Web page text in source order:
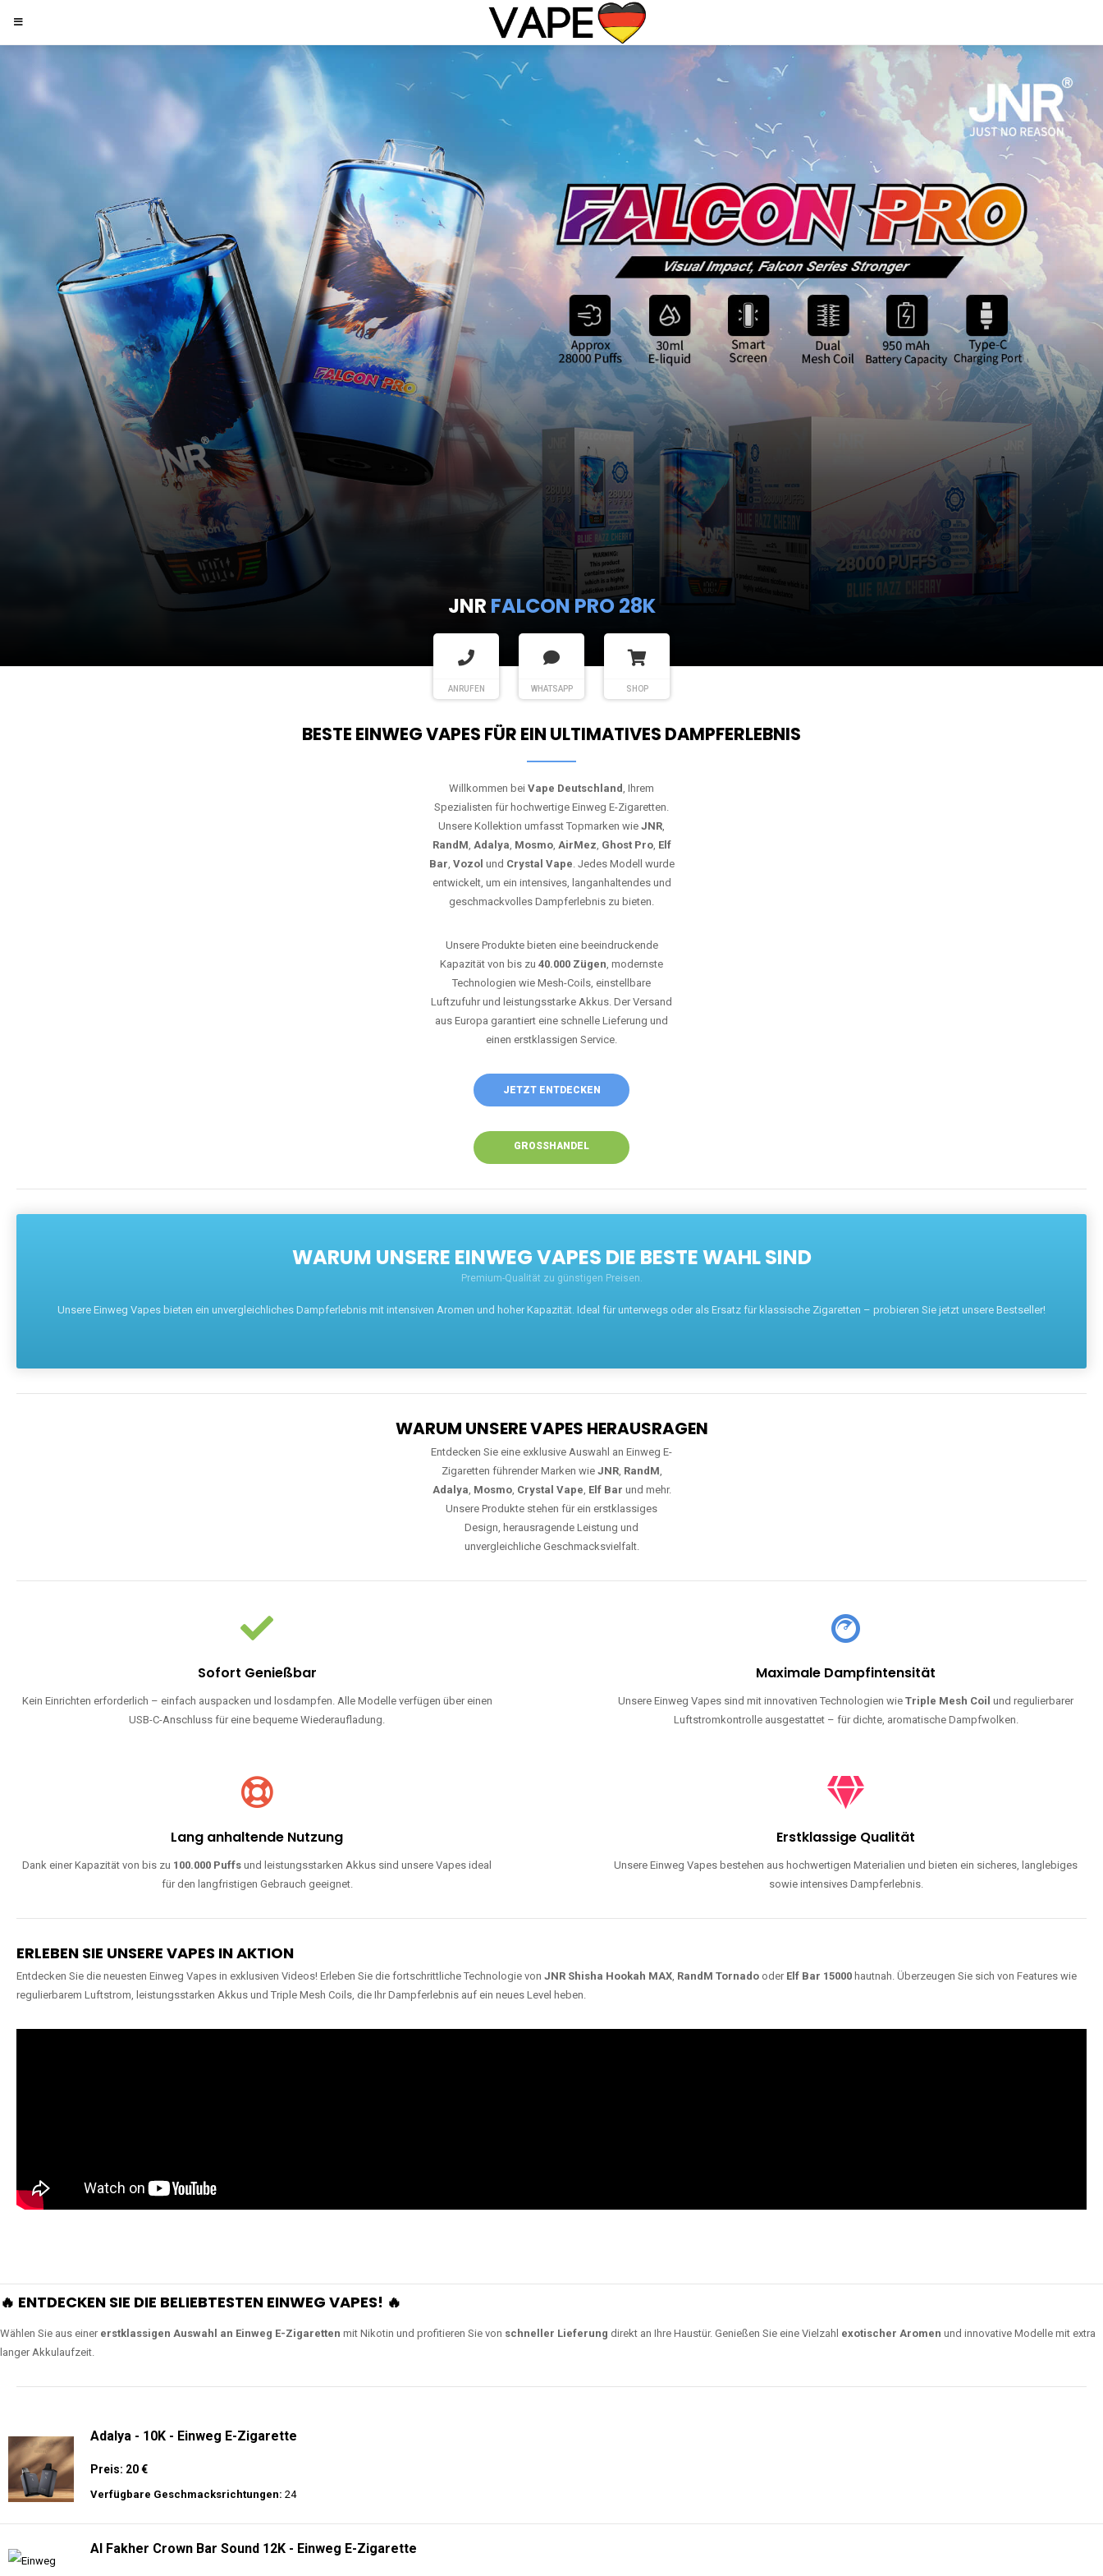
JNRSHISHA HOOKAH MAX
ANRUFEN WHATSAPP SHOP
BESTE EINWEG VAPES FÜR EIN ULTIMATIVES DAMPFERLEBNIS
Willkommen bei Vape Deutschland, Ihrem
Spezialisten für hochwertige Einweg E-Zigaretten.
Unsere Kollektion umfasst Topmarken wie JNR,
RandM, Adalya, Mosmo, AirMez, Ghost Pro, Elf
Bar, Vozol und Crystal Vape. Jedes Modell wurde
entwickelt, um ein intensives, langanhaltendes und
geschmackvolles Dampferlebnis zu bieten.
Unsere Produkte bieten eine beeindruckende
Kapazität von bis zu 40.000 Zügen, modernste
Technologien wie Mesh-Coils, einstellbare
Luftzufuhr und leistungsstarke Akkus. Der Versand
aus Europa garantiert eine schnelle Lieferung und
einen erstklassigen Service.
JETZT ENTDECKEN
GROSSHANDEL
WARUM UNSERE EINWEG VAPES DIE BESTE WAHL SIND
Premium-Qualität zu günstigen Preisen.
Unsere Einweg Vapes bieten ein unvergleichliches Dampferlebnis mit intensiven Aromen und hoher Kapazität. Ideal für unterwegs oder als Ersatz für klassische Zigaretten – probieren Sie jetzt unsere Bestseller!
WARUM UNSERE VAPES HERAUSRAGEN
Entdecken Sie eine exklusive Auswahl an Einweg E-
Zigaretten führender Marken wie JNR, RandM,
Adalya, Mosmo, Crystal Vape, Elf Bar und mehr.
Unsere Produkte stehen für ein erstklassiges
Design, herausragende Leistung und
unvergleichliche Geschmacksvielfalt.
Sofort Genießbar
Kein Einrichten erforderlich – einfach auspacken und losdampfen. Alle Modelle verfügen über einen
USB-C-Anschluss für eine bequeme Wiederaufladung.
Maximale Dampfintensität
Unsere Einweg Vapes sind mit innovativen Technologien wieTriple Mesh Coil und regulierbarer
Luftstromkontrolle ausgestattet – für dichte, aromatische Dampfwolken.
Lang anhaltende Nutzung
Dank einer Kapazität von bis zu 100.000 Puffs und leistungsstarken Akkus sind unsere Vapes ideal
für den langfristigen Gebrauch geeignet.
Erstklassige Qualität
Unsere Einweg Vapes bestehen aus hochwertigen Materialien und bieten ein sicheres, langlebiges
sowie intensives Dampferlebnis.
ERLEBEN SIE UNSERE VAPES IN AKTION
Entdecken Sie die neuesten Einweg Vapes in exklusiven Videos! Erleben Sie die fortschrittliche Technologie von JNR Shisha Hookah MAX, RandM Tornado oder Elf Bar 15000 hautnah. Überzeugen Sie sich von Features wie
regulierbarem Luftstrom, leistungsstarken Akkus und Triple Mesh Coils, die Ihr Dampferlebnis auf ein neues Level heben.
🔥 ENTDECKEN SIE DIE BELIEBTESTEN EINWEG VAPES! 🔥
Wählen Sie aus einer erstklassigen Auswahl an Einweg E-Zigaretten mit Nikotin und profitieren Sie von schneller Lieferung direkt an Ihre Haustür. Genießen Sie eine Vielzahl exotischer Aromen und innovative Modelle mit extra
langer Akkulaufzeit.
Adalya - 10K - Einweg E-Zigarette
Preis: 20 €
Verfügbare Geschmacksrichtungen: 24
Al Fakher Crown Bar Sound 12K - Einweg E-Zigarette